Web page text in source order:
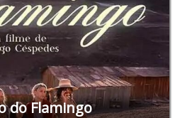
do Flamingo